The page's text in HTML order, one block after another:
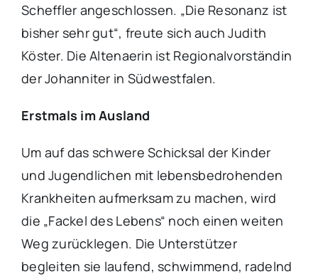
Scheffler angeschlossen. „Die Resonanz ist
bisher sehr gut“, freute sich auch Judith
Köster. Die Altenaerin ist Regionalvorständin
der Johanniter in Südwestfalen.
Erstmals im Ausland
Um auf das schwere Schicksal der Kinder
und Jugendlichen mit lebensbedrohenden
Krankheiten aufmerksam zu machen, wird
die „Fackel des Lebens“ noch einen weiten
Weg zurücklegen. Die Unterstützer
begleiten sie laufend, schwimmend, radelnd